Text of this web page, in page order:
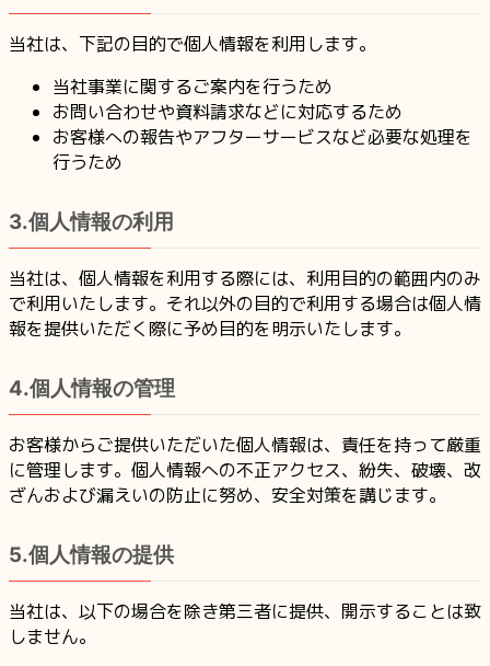
当社は、下記の目的で個人情報を利用します。
当社事業に関するご案内を行うため
お問い合わせや資料請求などに対応するため
お客様への報告やアフターサービスなど必要な処理を
行うため
3.個人情報の利用
当社は、個人情報を利用する際には、利用目的の範囲内のみ
で利用いたします。それ以外の目的で利用する場合は個人情
報を提供いただく際に予め目的を明示いたします。
4.個人情報の管理
お客様からご提供いただいた個人情報は、責任を持って厳重
に管理します。個人情報への不正アクセス、紛失、破壊、改
ざんおよび漏えいの防止に努め、安全対策を講じます。
5.個人情報の提供
当社は、以下の場合を除き第三者に提供、開示することは致
しません。